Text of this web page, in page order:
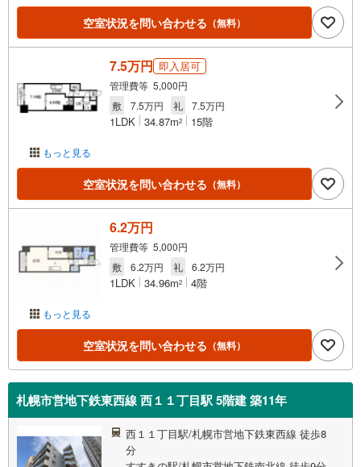
空室状況を問い合わせる （無料）
もっと見る
7.5万円 即入居可
管理費等 5,000円
敷
7.5万円 礼 7.5万円
1LDK 34.87m2 15階
空室状況を問い合わせる （無料）
もっと見る
6.2万円
管理費等 5,000円
敷
6.2万円 礼 6.2万円
1LDK 34.96m2 4階
空室状況を問い合わせる （無料）
札幌市営地下鉄東西線 西１１丁目駅 5階建 築11年
西１１丁目駅/札幌市営地下鉄東西線 徒歩8
分